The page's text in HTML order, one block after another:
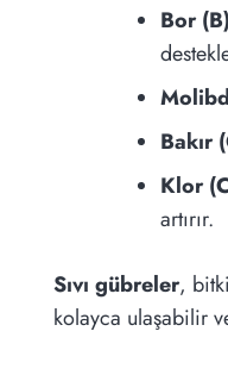
Bor
Bakır
Klor
artırır.
Sıvı gübreler,
kolayca ulaşabilir